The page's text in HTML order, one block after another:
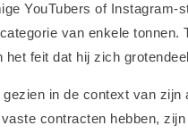
YouTubers of
van enkele tonnen.
feit dat hij zich
in de context van
contracten hebben,